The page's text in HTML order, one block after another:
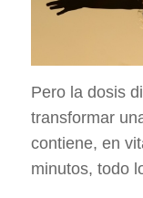
Pero la dosis
transformar
contiene, en
minutos, todo